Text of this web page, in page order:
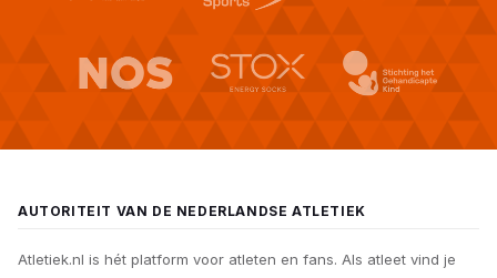
AUTORITEIT VAN DE NEDERLANDSE ATLETIEK
Atletiek.nl is hét platform voor atleten en fans. Als atleet vind je